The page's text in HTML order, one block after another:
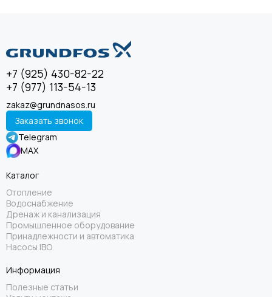
+7 (925) 430-82-22
+7 (977) 113-54-13
zakaz@grundnasos.ru
Заказать звонок
Telegram
MAX
Каталог
Отопление
Водоснабжение
Дренаж и канализация
Промышленное оборудование
Принадлежности и автоматика
Насосы IBO
Информация
Полезные статьи